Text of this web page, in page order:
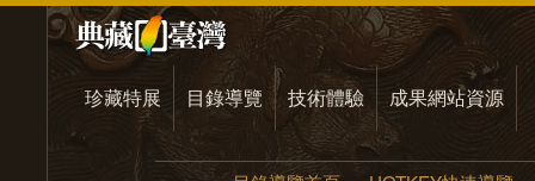
珍藏特展 目錄導覽 技術體驗 成果網站資源